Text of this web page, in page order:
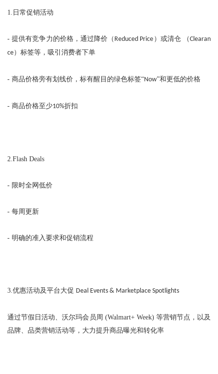
1. 日常促销活动
-提供有竞争力的价格，通过降价（ Reduced Price ）或清仓 （Clearan
ce）标签等，吸引消费者下单
- 商品价格旁有划线价，标有醒目的绿色标签“Now”和更低的价格
- 商品价格至少10%折扣
2.Flash Deals
- 限时全网低价
- 每周更新
- 明确的准入要求和促销流程
3.优惠活动及平台大促 Deal Events & Marketplace Spotlights
通过节假日活动、沃尔玛会员周 (Walmart+ Week) 等营销节点，以及
品牌、品类营销活动等，大力提升商品曝光和转化率